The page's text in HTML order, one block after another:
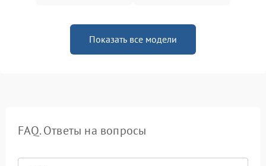
Показать все модели
FAQ. Ответы на вопросы